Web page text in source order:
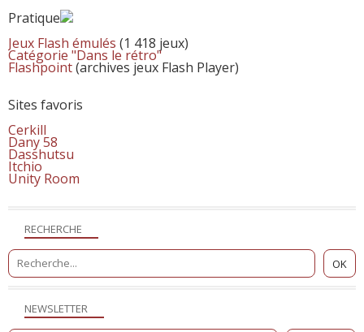
NEWSLETTER
RECHERCHE
Pratique
Jeux Flash émulés (1 418 jeux)
Catégorie "Dans le rétro"
Flashpoint(archives jeux Flash Player)
Sites favoris
Cerkill
Dany 58
Dasshutsu
Itchio
Unity Room